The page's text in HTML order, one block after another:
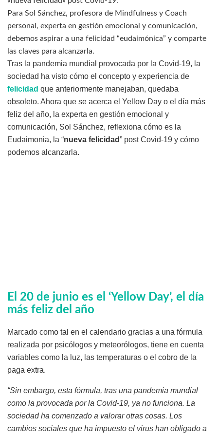
Para Sol Sánchez, profesora de Mindfulness y Coach
personal, experta en gestión emocional y comunicación,
debemos aspirar a una felicidad “eudaimónica” y comparte
las claves para alcanzarla.
Tras la pandemia mundial provocada por la Covid-19, la
sociedad ha visto cómo el concepto y experiencia de
felicidad que anteriormente manejaban, quedaba
obsoleto. Ahora que se acerca el Yellow Day o el día más
feliz del año, la experta en gestión emocional y
comunicación, Sol Sánchez, reflexiona cómo es la
Eudaimonia, la “nueva felicidad” post Covid-19 y cómo
podemos alcanzarla.
El 20 de junio es el ‘Yellow Day’, el día
más feliz del año
Marcado como tal en el calendario gracias a una fórmula
realizada por psicólogos y meteorólogos, tiene en cuenta
variables como la luz, las temperaturas o el cobro de la
paga extra.
“Sin embargo, esta fórmula, tras una pandemia mundial
como la provocada por la Covid-19, ya no funciona. La
sociedad ha comenzado a valorar otras cosas. Los
cambios sociales que ha impuesto el virus han obligado a